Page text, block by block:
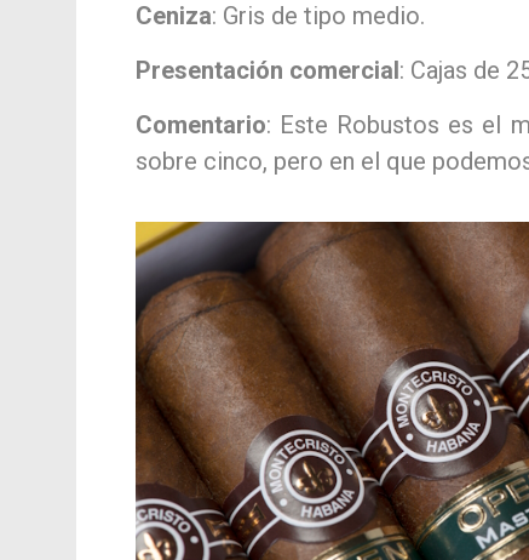
Ceniza: Gris de tipo medio.
Presentación comercial: Cajas de
Comentario: Este Robustos es el
sobre cinco, pero en el que